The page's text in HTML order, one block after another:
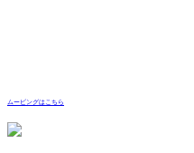
ムービングはこちら